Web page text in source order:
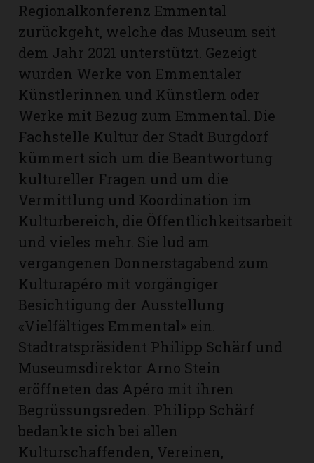
Regionalkonferenz Emmental
zurückgeht, welche das Museum seit
dem Jahr 2021 unterstützt. Gezeigt
wurden Werke von Emmentaler
Künstlerinnen und Künstlern oder
Werke mit Bezug zum Emmental. Die
Fachstelle Kultur der Stadt Burgdorf
kümmert sich um die Beantwortung
kultureller Fragen und um die
Vermittlung und Koordination im
Kulturbereich, die Öffentlichkeitsarbeit
und vieles mehr. Sie lud am
vergangenen Donnerstag­abend zum
Kulturapéro mit vorgängiger
Besichtigung der Ausstellung
«Vielfältiges Emmental» ein.
Stadtratspräsident Philipp Schärf und
Museumsdirektor Arno Stein
eröffneten das Apéro mit ihren
Begrüssungsreden. Philipp Schärf
bedankte sich bei allen
Kulturschaffenden, Vereinen,